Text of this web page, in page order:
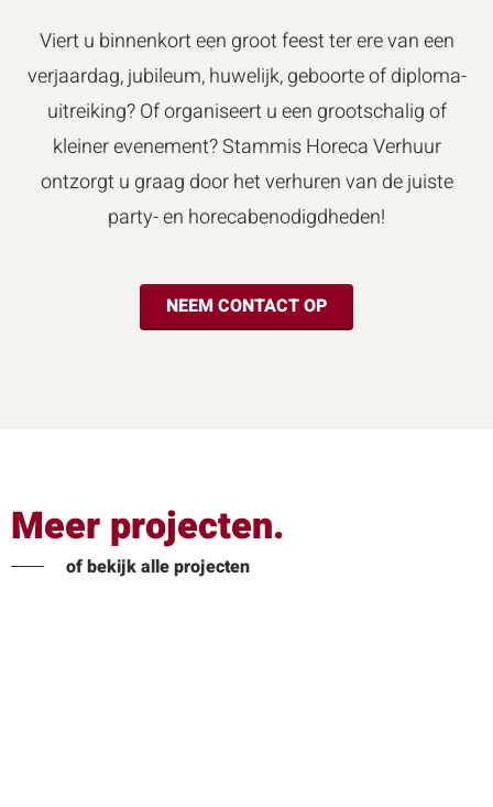
Viert u binnenkort een groot feest ter ere van een
verjaardag, jubileum, huwelijk, geboorte of diploma-
uitreiking? Of organiseert u een grootschalig of
kleiner evenement? Stammis Horeca Verhuur
ontzorgt u graag door het verhuren van de juiste
party- en horecabenodigdheden!
NEEM CONTACT OP
Meer projecten.
of bekijk alle projecten